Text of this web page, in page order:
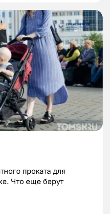
проката для
Что еще берут